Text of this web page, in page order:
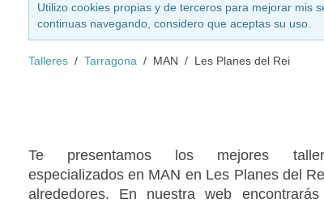
Utilizo cookies propias y de terceros para mejorar mis
continuas navegando, considero que aceptas su uso.
Talleres Tarragona MAN Les Planes del Rei
Te presentamos los mejores
especializados en MAN en Les Planes del
alrededores. En nuestra web encontrarás